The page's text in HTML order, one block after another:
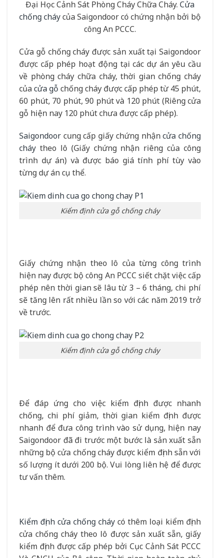
Đại Học Cảnh Sát Phòng Cháy Chữa Cháy. Cửa
chống cháycủa Saigondoor có chứng nhận bởi bộ
công An PCCC.
Cửa gỗ chống cháy được sản xuất tại Saigondoor
được cấp phép hoạt động tại các dự án yêu cầu
về phòng cháy chữa cháy, thời gian chống cháy
củacửa gỗ chống cháy được cấp phép từ 45 phút,
60 phút, 70 phút, 90 phút và 120 phút (Riêng cửa
gỗ hiện nay 120 phút chưa được cấp phép).
Saigondoor cung cấp giấy chứng nhậncửa chống
cháy theo lô (Giấy chứng nhận riêng của công
trình dự án) và được báo giá tính phí tùy vào
từng dự án cụ thể.
Kiểm định cửa gỗ chống cháy
Giấy chứng nhận theo lô của từng công trình
hiện nay được bộ công An PCCC siết chặt việc cấp
phép nên thời gian sẽ lâu từ 3 – 6 tháng, chi phí
sẽ tăng lên rất nhiều lần so với các năm 2019 trở
về trước.
Kiểm định cửa gỗ chống cháy
Để đáp ứng cho việc kiểm định được nhanh
chống, chi phí giảm, thời gian kiểm định được
nhanh để đưa công trình vào sử dụng, hiện nay
Saigondoor đã đi trước một bước là sản xuất sẵn
những bộ cửa chống cháy được kiểm định sẵn với
số lượng ít dưới 200 bộ. Vui lòng liên hệ để được
tư vấn thêm.
Kiểm định cửa chống cháy có thêm loại kiểm định
cửa chống cháy theo lô được sản xuất sẵn, giấy
kiểm định được cấp phép bởi Cục Cảnh Sát PCCC